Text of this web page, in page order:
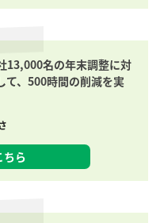
13,000名の年末調整に対
て、500時間の削減を実
ちら